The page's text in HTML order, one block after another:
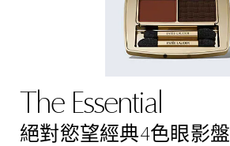
The Essential
絕對慾望經典4色眼影盤